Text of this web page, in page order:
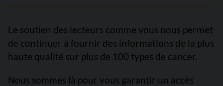
Le soutien des lecteurs comme vous nous permet
de continuer à fournir des informations de la plus
haute qualité sur plus de 100 types de cancer.
Nous sommes là pour vous garantir un accès